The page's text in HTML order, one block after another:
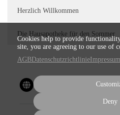
Herzlich Willkommen
Die Hausapotheke für den Sommer
Cookies help to provide
site, you are agreeing to our use of
AGB DatenschutzrichtlinieImpressum
Deny